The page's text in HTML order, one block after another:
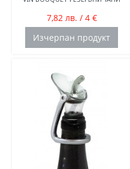
7,82 лв. / 4 €
Изчерпан продукт